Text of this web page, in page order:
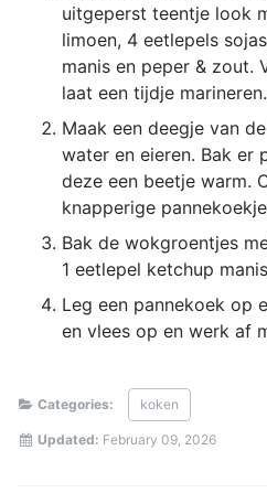
uitgeperst teentje look
limoen, 4 eetlepels
manis en peper & zout.
laat een tijdje marineren.
Maak een deegje van
water en eieren. Bak er
deze een beetje warm.
knapperige
Bak de wokgroentjes
1 eetlepel ketchup
Leg een pannekoek op
en vlees op en werk af
Categories: koken
Updated: February 09, 2026